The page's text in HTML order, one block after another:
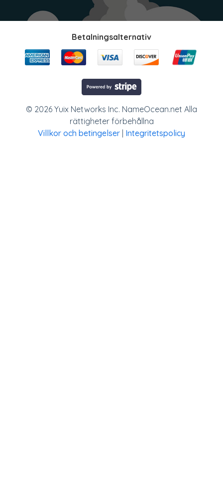
Betalningsalternativ
© 2026 Yuix Networks Inc. NameOcean.net Alla
rättigheter förbehållna
Villkor och betingelser Integritetspolicy